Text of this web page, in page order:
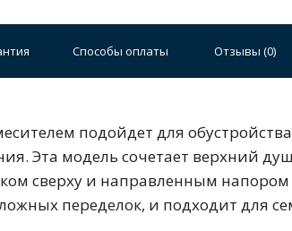
Ванны 150 см Ванны 160 см
Способы оплаты Отзывы (0)
подойдет для
Эта модель сочетает верхний
сверху и направленным
переделок, и подходит для